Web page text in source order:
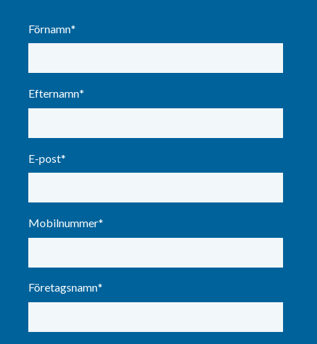
Förnamn*
Efternamn*
E-post*
Mobilnummer*
Företagsnamn*